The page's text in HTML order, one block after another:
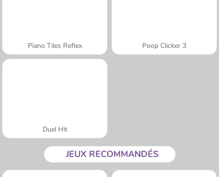
Piano Tiles Reflex Poop Clicker 3
Duel Hit
JEUX RECOMMANDÉS